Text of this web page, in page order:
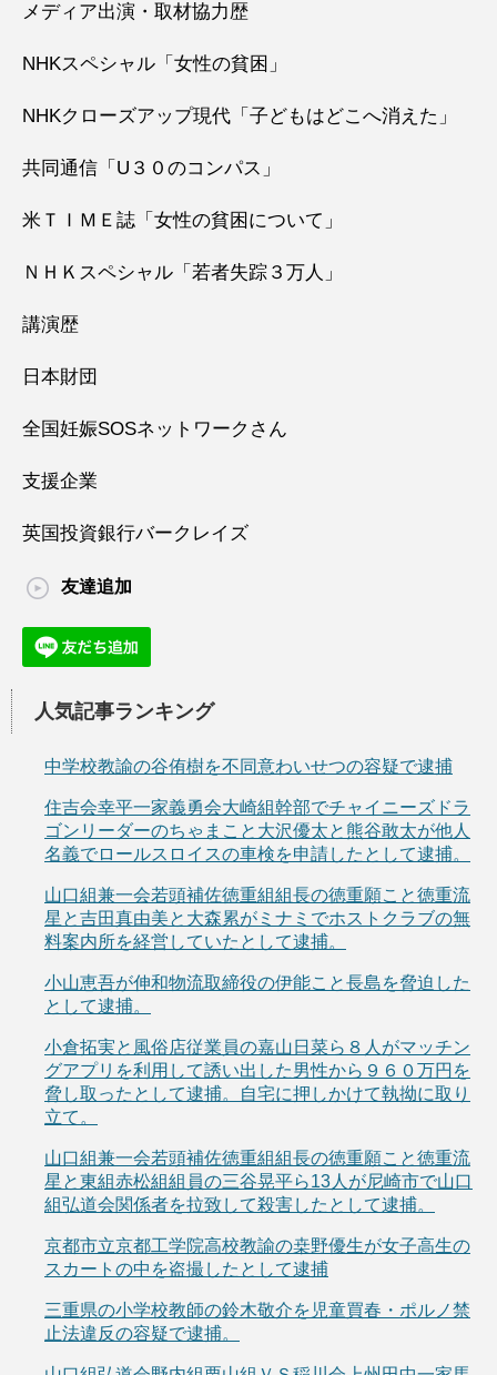
メディア出演・取材協力歴
NHKスペシャル「女性の貧困」
NHKクローズアップ現代「子どもはどこへ消えた」
共同通信「U３０のコンパス」
米ＴＩＭＥ誌「女性の貧困について」
ＮＨＫスペシャル「若者失踪３万人」
講演歴
日本財団
全国妊娠SOSネットワークさん
支援企業
英国投資銀行バークレイズ
友達追加
人気記事ランキング
中学校教諭の谷侑樹を不同意わいせつの容疑で逮捕
住吉会幸平一家義勇会大崎組幹部でチャイニーズドラ
ゴンリーダーのちゃまこと大沢優太と熊谷敢太が他人
名義でロールスロイスの車検を申請したとして逮捕。
山口組兼一会若頭補佐徳重組組長の徳重願こと徳重流
星と吉田真由美と大森累がミナミでホストクラブの無
料案内所を経営していたとして逮捕。
小山恵吾が伸和物流取締役の伊能こと長島を脅迫した
として逮捕。
小倉拓実と風俗店従業員の嘉山日菜ら８人がマッチン
グアプリを利用して誘い出した男性から９６０万円を
脅し取ったとして逮捕。自宅に押しかけて執拗に取り
立て。
山口組兼一会若頭補佐徳重組組長の徳重願こと徳重流
星と東組赤松組組員の三谷晃平ら13人が尼崎市で山口
組弘道会関係者を拉致して殺害したとして逮捕。
京都市立京都工学院高校教諭の桒野優生が女子高生の
スカートの中を盗撮したとして逮捕
三重県の小学校教師の鈴木敬介を児童買春・ポルノ禁
止法違反の容疑で逮捕。